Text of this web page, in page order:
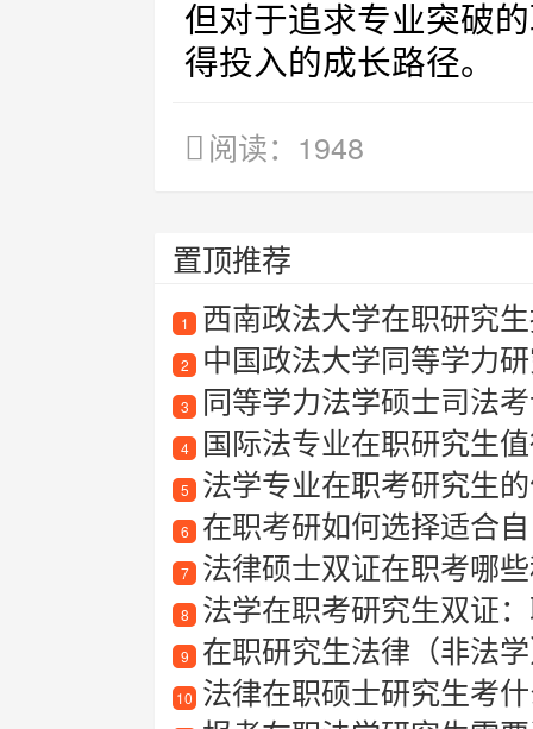
但对于追求专业突破
得投入的成长路径。
阅读：1948
置顶推荐
1 西南政法大学在职研究
2 中国政法大学同等学力
3 同等学力法学硕士司法
4 国际法专业在职研究生值
5 法学专业在职考研究生
6 在职考研如何选择适合自
7 法律硕士双证在职考哪
8 法学在职考研究生双证
9 在职研究生法律（非法
10 法律在职硕士研究生考